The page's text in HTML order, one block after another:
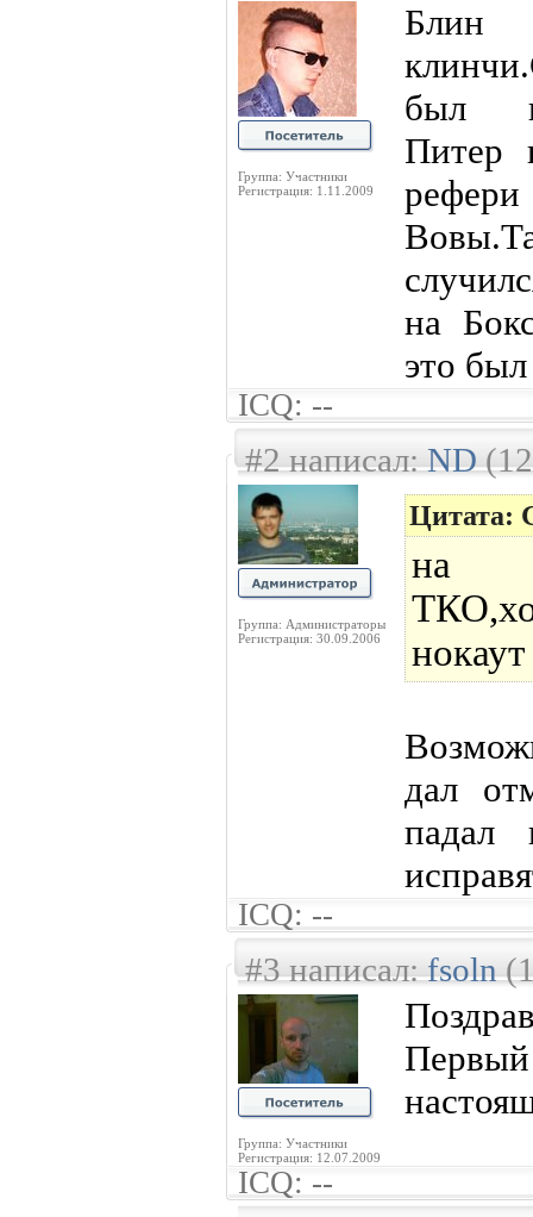
Группа: Участники
Регистрация: 1.11.2009
был
Питер
на
это
ICQ: --
#2 написал:ND(12
Группа: Администраторы
Регистрация: 30.09.2006
Цитата:
на
нокаут
дал
ICQ: --
#3 написал:fsoln
Группа: Участники
Регистрация: 12.07.2009
ICQ: --